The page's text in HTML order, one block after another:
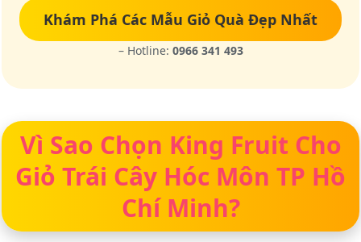
Khám Phá Các Mẫu Giỏ Quà Đẹp Nhất
– Hotline: 0966 341 493
Vì Sao Chọn King Fruit Cho
Giỏ Trái Cây Hóc Môn TP Hồ
Chí Minh?